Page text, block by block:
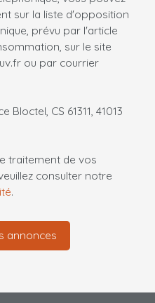
sur la liste d'opposition
prévu par l'article
sur le site
ou par courrier
CS 61311, 41013
traitement de vos
consulter notre
.
annonces